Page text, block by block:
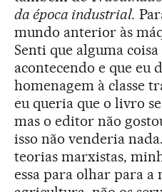
da época industrial.
mundo anterior às
Senti que alguma
acontecendo e que eu
homenagem à classe
eu queria que o livro
mas o editor não
isso não venderia
teorias marxistas,
essa para olhar para a